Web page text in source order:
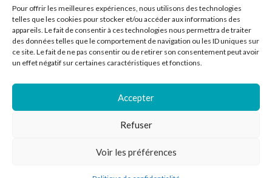
Pour offrir les meilleures expériences, nous utilisons des technologies
telles que les cookies pour stocker et/ou accéder aux informations des
appareils. Le fait de consentir à ces technologies nous permettra de traiter
des données telles que le comportement de navigation ou les ID uniques sur
ce site. Le fait de ne pas consentir ou de retirer son consentement peut avoir
un effet négatif sur certaines caractéristiques et fonctions.
Accepter
Refuser
Voir les préférences
*TVA non applicable – article 293 B du CGI
RECHERCHER DES PRODUITS
NOS SERVICES
BESOIN D’AIDE ?
Kilm Music2023